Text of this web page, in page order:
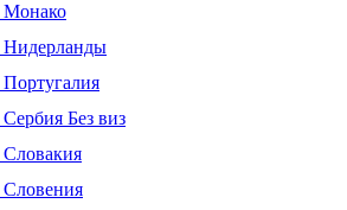
Монако
Нидерланды
Португалия
Сербия Без виз
Словакия
Словения